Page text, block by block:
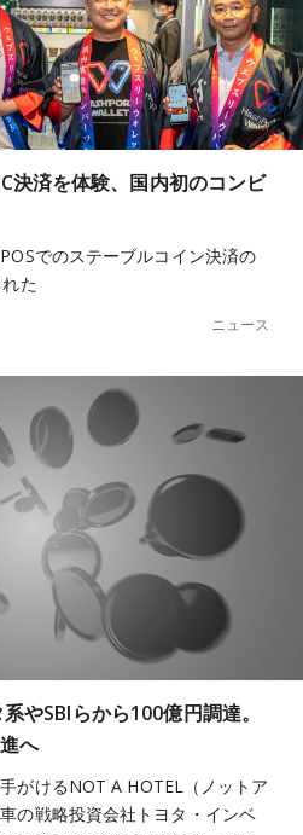
決済を体験、国内初のコンビ
でのステーブルコイン決済の
た
ニュース
やSBIらから100億円調達。
へ
がけるNOT A HOTEL（ノットア
の戦略投資会社トヨタ・インベ